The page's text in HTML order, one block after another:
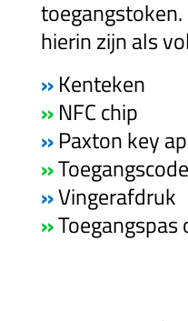
hierin zijn als
» Kenteken
»NFC chip
» Paxton key
»Toegangscode
»Vingerafdruk
»